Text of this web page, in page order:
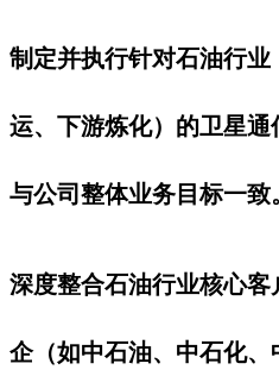
制定并执行针对石油行
运、下游炼化）的卫星
与公司整体业务目标一致
深度整合石油行业核心
企（如中石油、中石化、